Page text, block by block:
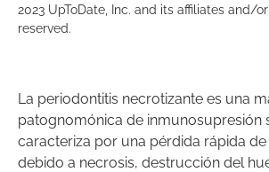
2023 UpToDate, Inc. and its affiliates and/
reserved.
La periodontitis necrotizante es una
patognomónica de inmunosupresión
caracteriza por una pérdida rápida
debido a necrosis, destrucción del